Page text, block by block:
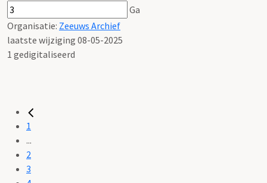
Ga
Organisatie: Zeeuws Archief
laatste wijziging 08-05-2025
1 gedigitaliseerd
1
...
2
3